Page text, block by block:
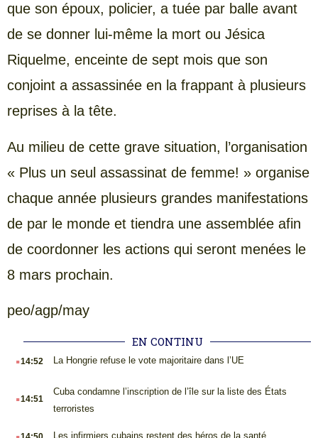
que son époux, policier, a tuée par balle avant
de se donner lui-même la mort ou Jésica
Riquelme, enceinte de sept mois que son
conjoint a assassinée en la frappant à plusieurs
reprises à la tête.
Au milieu de cette grave situation, l’organisation
« Plus un seul assassinat de femme! » organise
chaque année plusieurs grandes manifestations
de par le monde et tiendra une assemblée afin
de coordonner les actions qui seront menées le
8 mars prochain.
peo/agp/may
EN CONTINU
.14:52 La Hongrie refuse le vote majoritaire dans l’UE
.14:51
Cuba condamne l’inscription de l’île sur la liste des États
terroristes
. Les infirmiers cubains restent des héros de la santé